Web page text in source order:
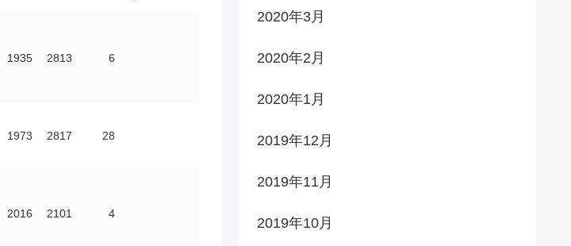
1935 2813 6
1973 2817 28
2016 2101 4
2020年3月
2020年2月
2020年1月
2019年12月
2019年11月
2019年10月